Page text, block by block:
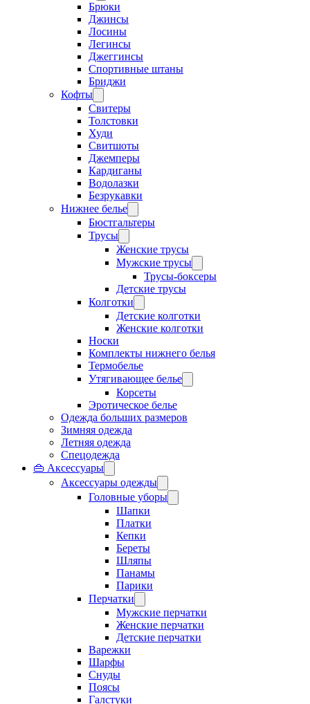
Брюки
Джинсы
Лосины
Легинсы
Джеггинсы
Спортивные штаны
Бриджи
Кофты
Свитеры
Толстовки
Худи
Свитшоты
Джемперы
Кардиганы
Водолазки
Безрукавки
Нижнее белье
Бюстгальтеры
Трусы
Женские трусы
Мужские трусы
Трусы-боксеры
Детские трусы
Колготки
Детские колготки
Женские колготки
Носки
Комплекты нижнего белья
Термобелье
Утягивающее белье
Корсеты
Эротическое белье
Одежда больших размеров
Зимняя одежда
Летняя одежда
Спецодежда
👜 Аксессуары
Аксессуары одежды
Головные уборы
Шапки
Платки
Кепки
Береты
Шляпы
Панамы
Парики
Перчатки
Мужские перчатки
Женские перчатки
Детские перчатки
Варежки
Шарфы
Снуды
Поясы
Галстуки